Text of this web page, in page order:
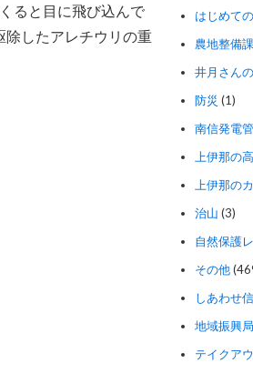
ると目に飛び込んで
除したアレチウリの重
はじめて
農地整備課
井月さん
防災 (1)
南信発電
上伊那の
上伊那の
治山 (3)
自然保護
その他
しあわせ
地域振興局
テイクア